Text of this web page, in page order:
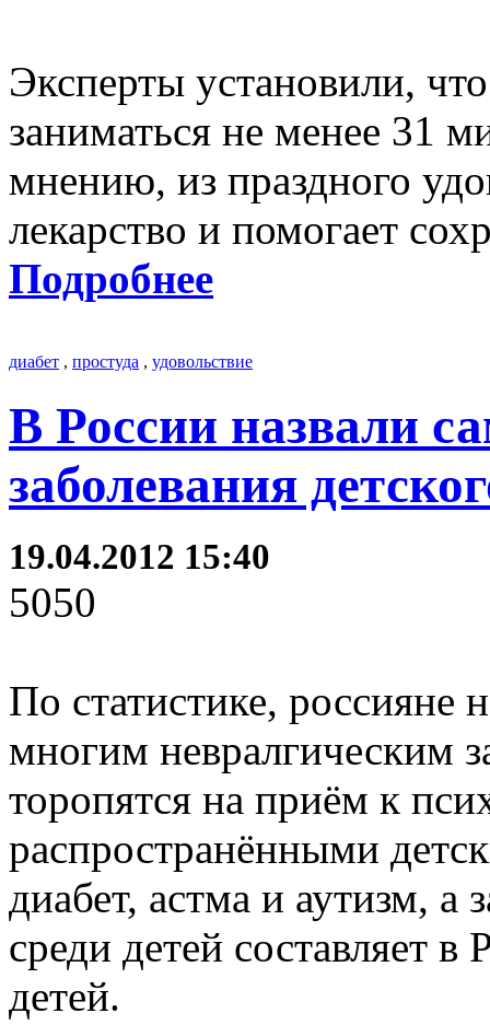
Эксперты установили,
заниматься не менее 31
мнению, из праздного
лекарство и помогает
Подробнее
диабет , простуда , удовольствие
В России назвали
заболевания
19.04.2012 15:40
5050
По статистике, россияне
многим невралгическим
торопятся на приём к
распространёнными
диабет, астма и аутизм, а
среди детей составляет
детей.